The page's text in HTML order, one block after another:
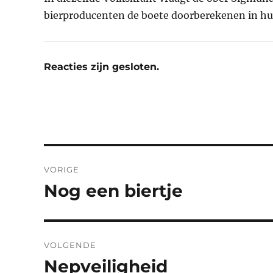
bierproducenten de boete doorberekenen in
Reacties zijn gesloten.
navigatie
VORIGE
Vorig
Nog een biertje
VOLGENDE
Volgend
Nepveiligheid